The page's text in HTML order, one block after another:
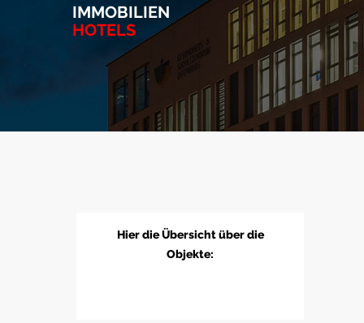
IMMOBILIEN
HOTELS
Hier die Übersicht über die
Objekte: